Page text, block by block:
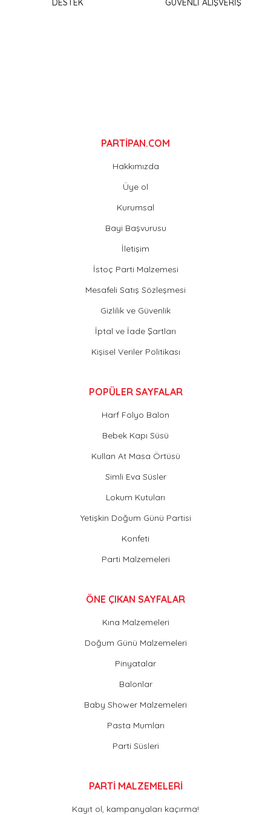
Ürün bilgilerinde hatalar bulunuyor.
DESTEK
GÜVENLİ ALIŞVERİŞ
PARTİPAN.COM
Hakkımızda
Üye ol
Kurumsal
Bayi Başvurusu
İletişim
İstoç Parti Malzemesi
Mesafeli Satış Sözleşmesi
Gizlilik ve Güvenlik
İptal ve İade Şartları
Kişisel Veriler Politikası
POPÜLER SAYFALAR
Harf Folyo Balon
Bebek Kapı Süsü
Kullan At Masa Örtüsü
Simli Eva Süsler
Lokum Kutuları
Yetişkin Doğum Günü Partisi
Konfeti
Parti Malzemeleri
ÖNE ÇIKAN SAYFALAR
Kına Malzemeleri
Doğum Günü Malzemeleri
Pinyatalar
Balonlar
Baby Shower Malzemeleri
Pasta Mumları
Parti Süsleri
PARTİ MALZEMELERİ
Kayıt ol, kampanyaları kaçırma!